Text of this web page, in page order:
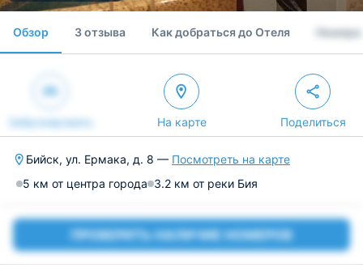
Обзор Номера
3 отзыва Как добраться до Отеля
Забронировать На карте Поделиться
Бийск, ул. Ермака, д. 8 — Посмотреть на карте
5 км от центра города 3.2 км от реки Бия
ПРОВЕРИТЬ НАЛИЧИЕ НОМЕРОВ